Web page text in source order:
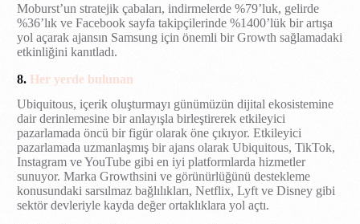
Moburst’un stratejik çabaları, indirmelerde %79’luk, gelirde
%36’lık ve Facebook sayfa takipçilerinde %1400’lük bir artışa
yol açarak ajansın Samsung için önemli bir Growth sağlamadaki
etkinliğini kanıtladı.
8. Her yerde bulunan
Ubiquitous, içerik oluşturmayı günümüzün dijital ekosistemine
dair derinlemesine bir anlayışla birleştirerek etkileyici
pazarlamada öncü bir figür olarak öne çıkıyor. Etkileyici
pazarlamada uzmanlaşmış bir ajans olarak Ubiquitous, TikTok,
Instagram ve YouTube gibi en iyi platformlarda hizmetler
sunuyor. Marka Growthsini ve görünürlüğünü destekleme
konusundaki sarsılmaz bağlılıkları, Netflix, Lyft ve Disney gibi
sektör devleriyle kayda değer ortaklıklara yol açtı.